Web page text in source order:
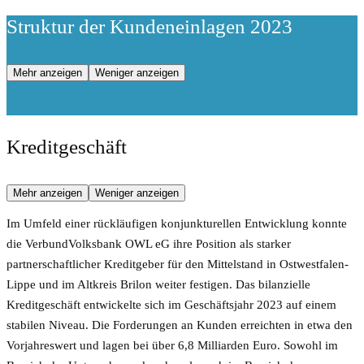
Struktur der Kundeneinlagen 2023
Mehr anzeigen Weniger anzeigen
Kreditgeschäft
Mehr anzeigen Weniger anzeigen
Im Umfeld einer rückläufigen konjunkturellen Entwicklung konnte
die VerbundVolksbank OWL eG ihre Position als starker
partnerschaftlicher Kreditgeber für den Mittelstand in Ostwestfalen-
Lippe und im Altkreis Brilon weiter festigen. Das bilanzielle
Kreditgeschäft entwickelte sich im Geschäftsjahr 2023 auf einem
stabilen Niveau. Die Forderungen an Kunden erreichten in etwa den
Vorjahreswert und lagen bei über 6,8 Milliarden Euro. Sowohl im